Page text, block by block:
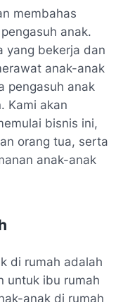
membahas
anak.
yang bekerja dan
anak-anak
pengasuh anak
Kami akan
bisnis ini,
orang tua, serta
anak-anak
di rumah adalah
untuk ibu rumah
anak di rumah